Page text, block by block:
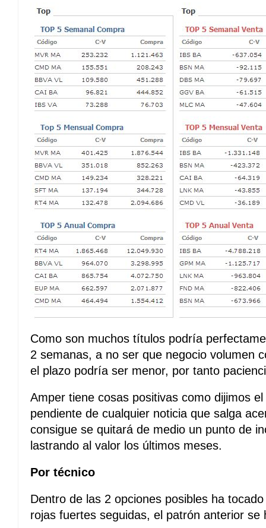
Como son muchos títulos podría
2 semanas, a no ser que negocio volumen
el plazo podría ser menor, por tanto
Amper tiene cosas positivas como dijimos
pendiente de cualquier noticia que salga
consigue se quitará de medio un punto de
lastrando al valor los últimos meses.
Por técnico
Dentro de las 2 opciones posibles ha
rojas fuertes seguidas, el patrón anterior se